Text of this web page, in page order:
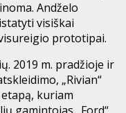
Andželo
visiškai
prototipai.
2019 m. pradžioje ir
„Rivian“
kuriam